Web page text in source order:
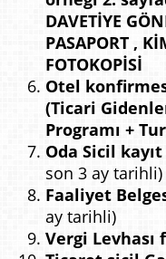
DAVETİYE
PASAPORT ,
FOTOKOPİSİ
Otel
(Ticari
Programı +
Oda Sicil
son 3 ay tarihli)
Faaliyet
ay tarihli)
Vergi Levhası